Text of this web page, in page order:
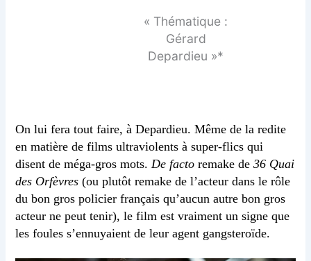
« Thématique :
Gérard
Depardieu »*
On lui fera tout faire, à Depardieu. Même de la redite
en matière de films ultraviolents à super-flics qui
disent de méga-gros mots. De facto remake de36 Quai
des Orfèvres (ou plutôt remake de l’acteur dans le rôle
du bon gros policier français qu’aucun autre bon gros
acteur ne peut tenir), le film est vraiment un signe que
les foules s’ennuyaient de leur agent gangsteroïde.